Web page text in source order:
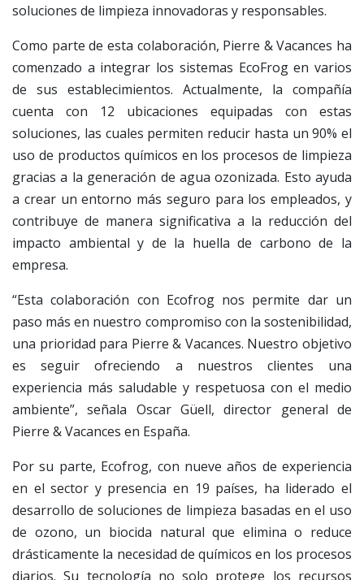
soluciones de limpieza innovadoras y responsables.
Como parte de esta colaboración, Pierre & Vacances ha
comenzado a integrar los sistemas EcoFrog en varios
de sus establecimientos. Actualmente, la compañía
cuenta con 12 ubicaciones equipadas con estas
soluciones, las cuales permiten reducir hasta un 90% el
uso de productos químicos en los procesos de limpieza
gracias a la generación de agua ozonizada. Esto ayuda
a crear un entorno más seguro para los empleados, y
contribuye de manera significativa a la reducción del
impacto ambiental y de la huella de carbono de la
empresa.
“Esta colaboración con Ecofrog nos permite dar un
paso más en nuestro compromiso con la sostenibilidad,
una prioridad para Pierre & Vacances. Nuestro objetivo
es seguir ofreciendo a nuestros clientes una
experiencia más saludable y respetuosa con el medio
ambiente”, señala Oscar Güell, director general de
Pierre & Vacances en España.
Por su parte, Ecofrog, con nueve años de experiencia
en el sector y presencia en 19 países, ha liderado el
desarrollo de soluciones de limpieza basadas en el uso
de ozono, un biocida natural que elimina o reduce
drásticamente la necesidad de químicos en los procesos
diarios. Su tecnología no solo protege los recursos